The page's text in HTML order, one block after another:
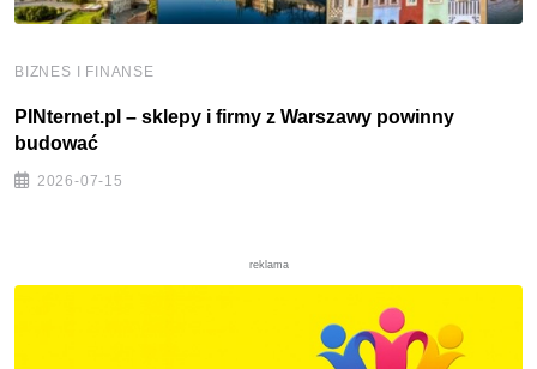
BIZNES I FINANSE
PINternet.pl – sklepy i firmy z Warszawy powinny
budować
2026-07-15
reklama